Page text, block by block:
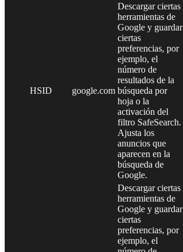
HSID google.com
Descargar ciertas
herramientas de
Google y guardar
ciertas
preferencias, por
ejemplo, el
número de
resultados de la
búsqueda por
hoja o la
activación del
filtro SafeSearch.
Ajusta los
anuncios que
aparecen en la
búsqueda de
Google.
Descargar ciertas
herramientas de
Google y guardar
ciertas
preferencias, por
ejemplo, el